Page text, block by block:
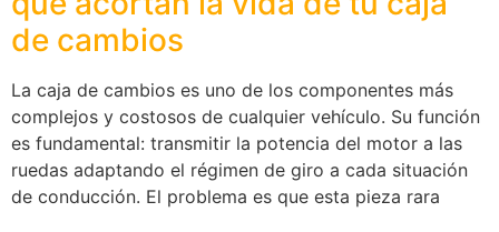
de cambios
La caja de cambios es uno de los componentes más
complejos y costosos de cualquier vehículo. Su función
es fundamental: transmitir la potencia del motor a las
ruedas adaptando el régimen de giro a cada situación
de conducción. El problema es que esta pieza rara